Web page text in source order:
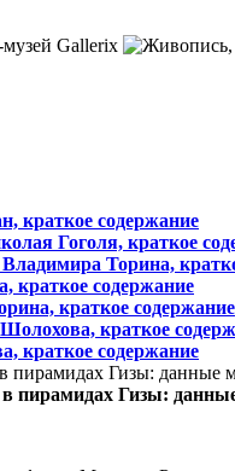
краткое содержание
Гоголя, краткое
Торина,
краткое содержание
краткое содержание
краткое
краткое содержание
пирамидах Гизы: